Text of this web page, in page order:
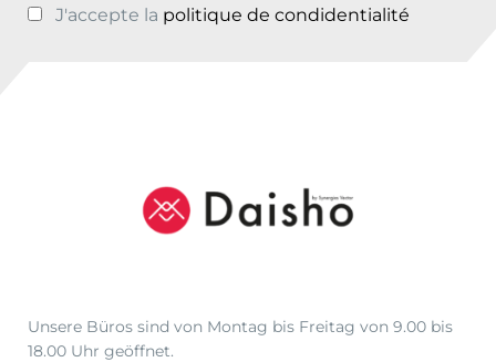
J'accepte la politique de condidentialité
Unsere Büros sind von Montag bis Freitag von 9.00 bis
18.00 Uhr geöffnet.